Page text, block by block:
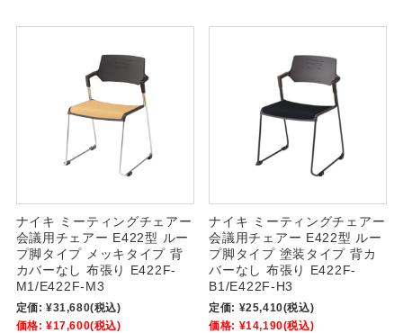
ナイキ ミーティングチェアー
会議用チェアー E422型 ルー
プ脚タイプ メッキタイプ 背
カバーなし 布張り E422F-
M1/E422F-M3
定価: ¥31,680(税込)
価格: ¥17,600(税込)
ナイキ ミーティングチェアー
会議用チェアー E422型 ルー
プ脚タイプ 塗装タイプ 背カ
バーなし 布張り E422F-
B1/E422F-H3
定価: ¥25,410(税込)
価格: ¥14,190(税込)